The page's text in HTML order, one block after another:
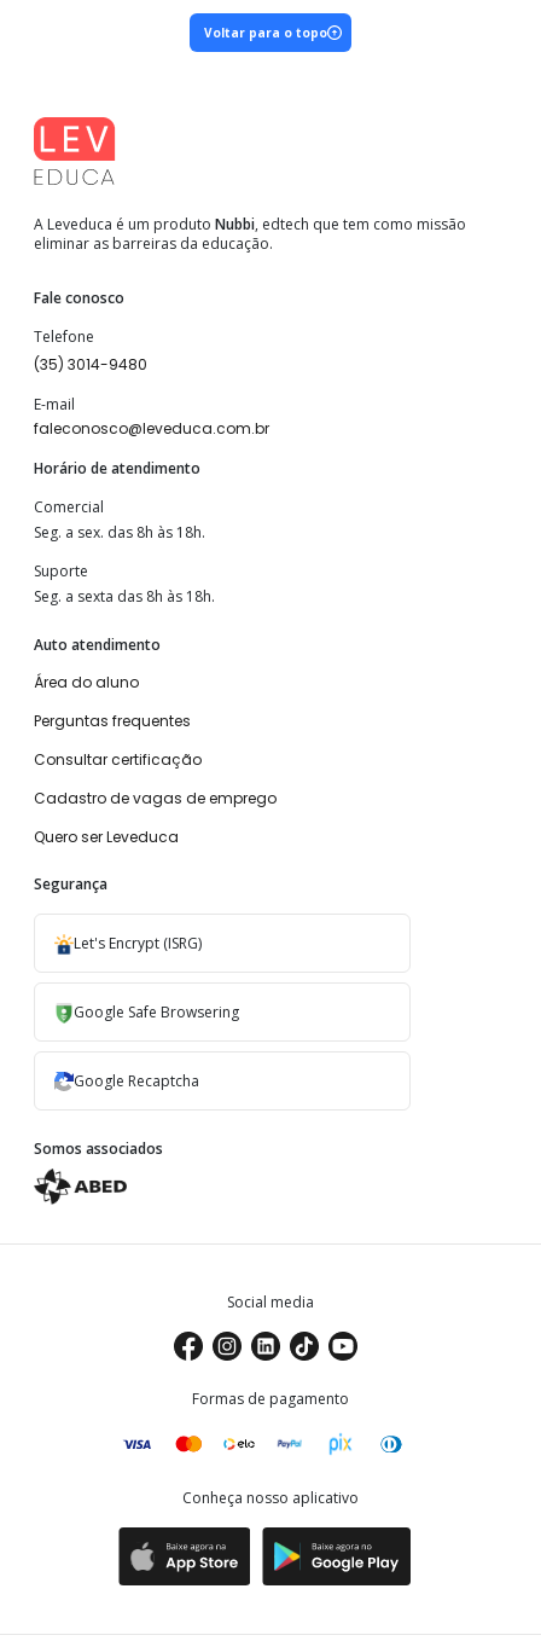
Voltar para o topo
A Leveduca é um produto Nubbi, edtech que tem como missão
eliminar as barreiras da educação.
Fale conosco
Telefone
(35) 3014-9480
E-mail
faleconosco@leveduca.com.br
Horário de atendimento
Comercial
Seg. a sex. das 8h às 18h.
Suporte
Seg. a sexta das 8h às 18h.
Auto atendimento
Área do aluno
Perguntas frequentes
Consultar certificação
Cadastro de vagas de emprego
Quero ser Leveduca
Segurança
Let's Encrypt (ISRG)
Google Safe Browsering
Google Recaptcha
Somos associados
Social media
Formas de pagamento
Conheça nosso aplicativo